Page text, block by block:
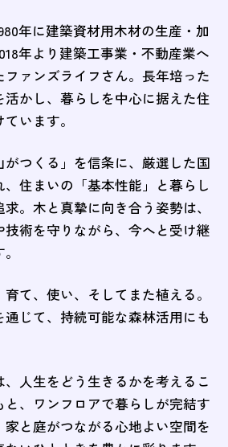
年に建築資材用木材の生産・加
年より建築工事業・不動産業へ
ファンズライフさん。長年培った
かし、暮らしを中心に据えた住
います。
がつくる」を信条に、厳選した国
住まいの「基本性能」と暮らし
。木と真摯に向き合う姿勢は、
術を守りながら、今へと受け継
て、使い、そしてまた植える。
じて、持続可能な森林活用にも
、人生をどう生きるかを考えるこ
と、ワンフロアで暮らしが完結す
と庭がつながる心地よい空間を